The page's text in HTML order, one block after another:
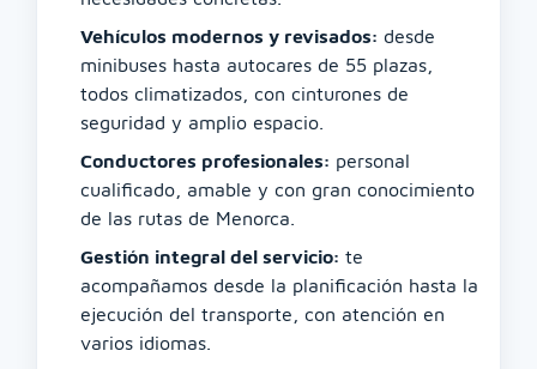
Vehículos modernos y revisados: desde
minibuses hasta autocares de 55 plazas,
todos climatizados, con cinturones de
seguridad y amplio espacio.
Conductores profesionales: personal
cualificado, amable y con gran conocimiento
de las rutas de Menorca.
Gestión integral del servicio: te
acompañamos desde la planificación hasta la
ejecución del transporte, con atención en
varios idiomas.